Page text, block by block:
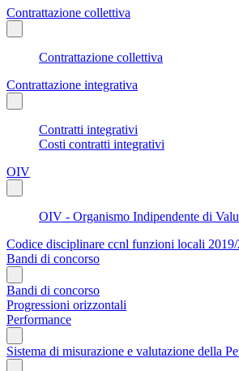
Contrattazione collettiva
Contrattazione collettiva
Contrattazione integrativa
Contratti integrativi
Costi contratti integrativi
OIV
OIV - Organismo Indipendente di
Codice disciplinare ccnl funzioni locali 2019/
Bandi di concorso
Bandi di concorso
Progressioni orizzontali
Performance
Sistema di misurazione e valutazione della